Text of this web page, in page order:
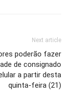
Next article
poderão fazer
de consignado
a partir desta
quinta-feira (21)